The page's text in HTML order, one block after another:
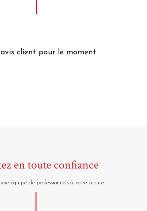
client pour le moment.
en toute confiance
une équipe de professionnels à votre écoute